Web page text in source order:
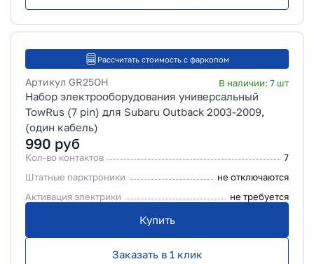
Рассчитать стоимость с фаркопом
Артикул GR25OH В наличии: 7 шт
Набор электрооборудования универсальный
TowRus (7 pin) для Subaru Outback 2003-2009,
(один кабель)
990 руб
Кол-во контактов
7
Штатные парктроники
не отключаются
Активация электрики
не требуется
Купить
Заказать в 1 клик